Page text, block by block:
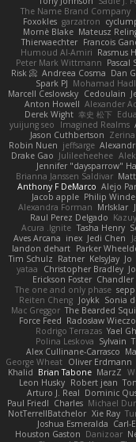
The Name Brand Company
Foxokles garzatron
Mornè Blake Mateusz
Thierwaechter Francois
Humoud Al-Amiri Rasmus
Peter Mark Wittmann Pascal
Risk 📀 Andreea Cosma Dan
Spark PJ Mohamad
Marcell Ceslowsky Cedoulain
Anton Howell Alexander
Derek Wight 幸史 松下
yuijung seo
Imagined Realms
Jason Cuthbertson
Robin Nuen jeffsarge
Drake Gao Julileeheehee
Jennifer "daysparrow"
Brianna Janssen Saldivar
Anthony F DeMarco Alejo
Jacob apple Philip
Alexandra Forman MrIsklar
Raul Perez Delgado
Acura .Ignite Tasha Henry
Aves Arcana inex Jedi Chen
landon dehart Parker
Tim Schulz Ratner KelsyJay Jo
yataa
Christopher Bradley
Erickson Foster Chandler
The one and only phase sepp
Reiten Cheng Joykk Sonia
Mac Greggor The Bearded
Force Feed Radosław
Rodrigo Terrazas Yael
Polina Leskova Sylvain
Alex Cullinane-Carrasco
George Wheat Oliver Erdmann
Khalid Brian Tabone MarzZ
Leon Husky Robert jean
Arturo J. Real Dominic
Paul Friedl Charles Michael
NotTerrellBatchelor Xie Ray
Joshua Esmeralda Carl-
Houston Gaston Danizoar